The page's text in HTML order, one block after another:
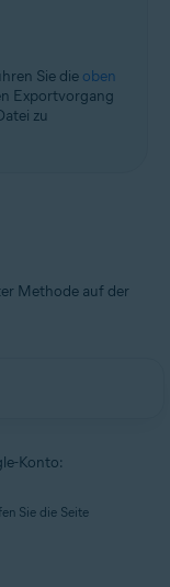
Sie die oben
Exportvorgang
zu
Methode auf der
Konto:
Sie die Seite